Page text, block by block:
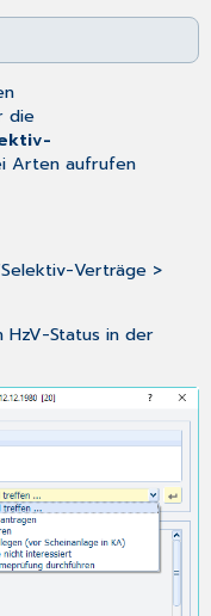
die
Arten aufrufen
Verträge >
HzV-Status in der